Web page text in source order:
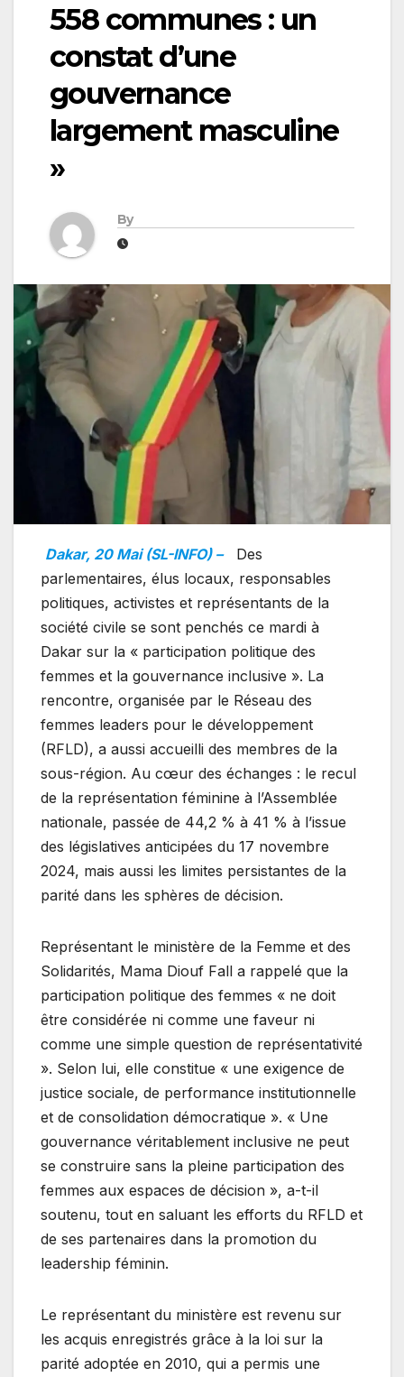
558 communes : un
constat d’une
gouvernance
largement masculine
»
By
Dakar, 20 Mai (SL-INFO) –
Des
parlementaires, élus locaux, responsables
politiques, activistes et représentants de la
société civile se sont penchés ce mardi à
Dakar sur la « participation politique des
femmes et la gouvernance inclusive ». La
rencontre, organisée par le Réseau des
femmes leaders pour le développement
(RFLD), a aussi accueilli des membres de la
sous-région. Au cœur des échanges : le recul
de la représentation féminine à l’Assemblée
nationale, passée de 44,2 % à 41 % à l’issue
des législatives anticipées du 17 novembre
2024, mais aussi les limites persistantes de la
parité dans les sphères de décision.
Représentant le ministère de la Femme et des
Solidarités, Mama Diouf Fall a rappelé que la
participation politique des femmes « ne doit
être considérée ni comme une faveur ni
comme une simple question de représentativité
». Selon lui, elle constitue « une exigence de
justice sociale, de performance institutionnelle
et de consolidation démocratique ». « Une
gouvernance véritablement inclusive ne peut
se construire sans la pleine participation des
femmes aux espaces de décision », a-t-il
soutenu, tout en saluant les efforts du RFLD et
de ses partenaires dans la promotion du
leadership féminin.
Le représentant du ministère est revenu sur
les acquis enregistrés grâce à la loi sur la
parité adoptée en 2010, qui a permis une